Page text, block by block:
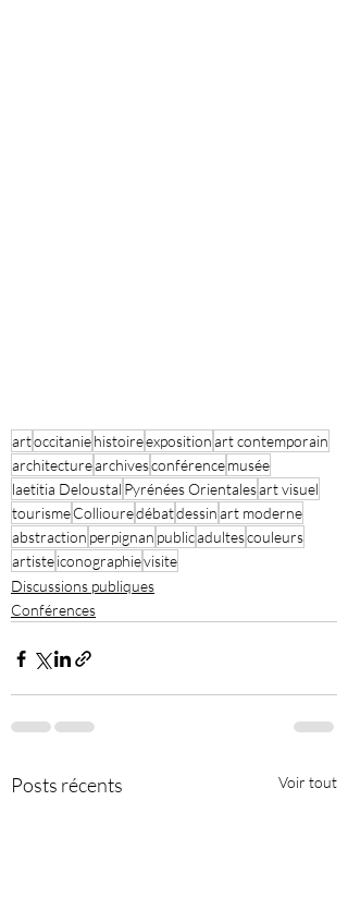
artoccitaniehistoireexpositionart contemporain
architecturearchivesconférencemusée
laetitia Deloustal Pyrénées Orientalesart visuel
tourismeColliouredébatdessinart moderne
abstraction perpignan publicadultescouleurs
artisteiconographievisite
Discussions publiques
Conférences
Posts récents Voir tout